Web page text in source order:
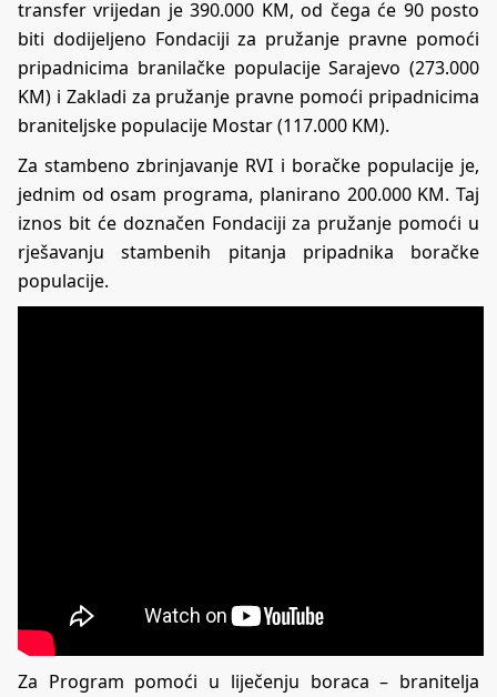
transfer vrijedan je 390.000 KM, od čega će 90 posto
biti dodijeljeno Fondaciji za pružanje pravne pomoći
pripadnicima branilačke populacije Sarajevo (273.000
KM) i Zakladi za pružanje pravne pomoći pripadnicima
braniteljske populacije Mostar (117.000 KM).
Za stambeno zbrinjavanje RVI i boračke populacije je,
jednim od osam programa, planirano 200.000 KM. Taj
iznos bit će doznačen Fondaciji za pružanje pomoći u
rješavanju stambenih pitanja pripadnika boračke
populacije.
Za Program pomoći u liječenju boraca – branitelja